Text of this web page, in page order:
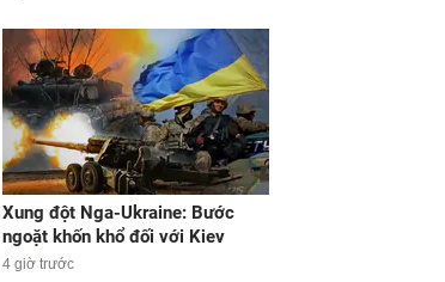
Xung đột Nga-Ukraine: Bước
ngoặt khốn khổ đối với Kiev
4 giờ trước